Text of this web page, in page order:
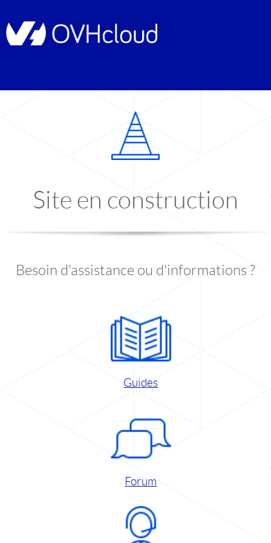
Site en construction
Besoin d'assistance ou d'informations ?
Guides
Forum